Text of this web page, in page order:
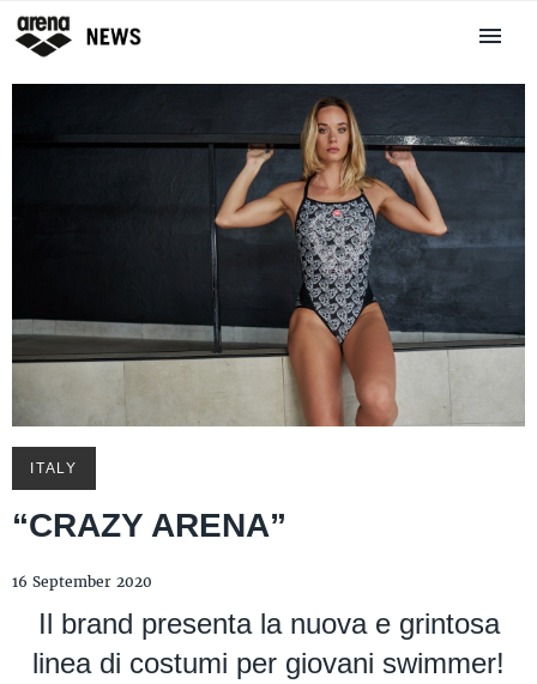
ITALY
“CRAZY ARENA”
16 September 2020
Il brand presenta la nuova e grintosa
linea di costumi per giovani swimmer!